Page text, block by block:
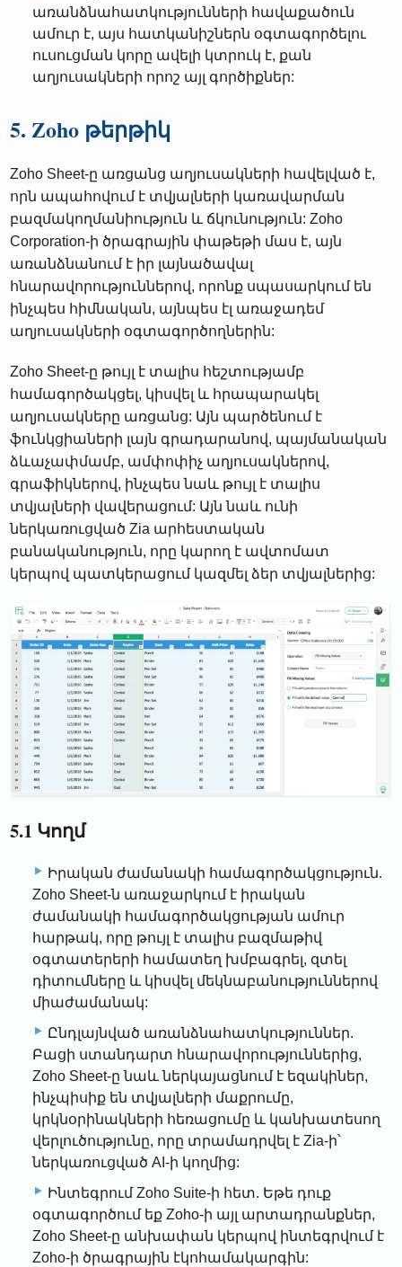
առանձնահատկությունների հավաքածուն
ամուր է, այս հատկանիշներն օգտագործելու
ուսուցման կորը ավելի կտրուկ է, քան
աղյուսակների որոշ այլ գործիքներ:
5. Zoho թերթիկ
Zoho Sheet-ը առցանց աղյուսակների հավելված է,
որն ապահովում է տվյալների կառավարման
բազմակողմանիություն և ճկունություն: Zoho
Corporation-ի ծրագրային փաթեթի մաս է, այն
առանձնանում է իր լայնածավալ
հնարավորություններով, որոնք սպասարկում են
ինչպես հիմնական, այնպես էլ առաջադեմ
աղյուսակների օգտագործողներին:
Zoho Sheet-ը թույլ է տալիս հեշտությամբ
համագործակցել, կիսվել և հրապարակել
աղյուսակները առցանց: Այն պարծենում է
ֆունկցիաների լայն գրադարանով, պայմանական
ձևաչափմամբ, ամփոփիչ աղյուսակներով,
գրաֆիկներով, ինչպես նաև թույլ է տալիս
տվյալների վավերացում: Այն նաև ունի
ներկառուցված Zia արհեստական ​​
բանականություն, որը կարող է ավտոմատ
կերպով պատկերացում կազմել ձեր տվյալներից:
5.1 Կողմ
Իրական ժամանակի համագործակցություն.
Zoho Sheet-ն առաջարկում է իրական
ժամանակի համագործակցության ամուր
հարթակ, որը թույլ է տալիս բազմաթիվ
օգտատերերի համատեղ խմբագրել, զտել
դիտումները և կիսվել մեկնաբանություններով
միաժամանակ:
Ընդլայնված առանձնահատկություններ.
Բացի ստանդարտ հնարավորություններից,
Zoho Sheet-ը նաև ներկայացնում է եզակիներ,
ինչպիսիք են տվյալների մաքրումը,
կրկնօրինակների հեռացումը և կանխատեսող
վերլուծությունը, որը տրամադրվել է Zia-ի՝
ներկառուցված AI-ի կողմից:
Ինտեգրում Zoho Suite-ի հետ. Եթե դուք
օգտագործում եք Zoho-ի այլ արտադրանքներ,
Zoho Sheet-ը անխափան կերպով ինտեգրվում է
Zoho-ի ծրագրային էկոհամակարգին: